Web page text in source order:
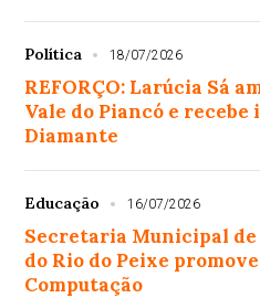
Política 18/07/2026
REFORÇO: Larúcia Sá
Vale do Piancó e
Diamante
Educação 16/07/2026
Secretaria Municipal de
do Rio do Peixe
Computação